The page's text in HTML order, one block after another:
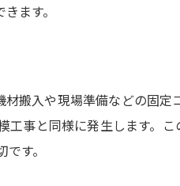
現するポイント
ます。
搬入や現場準備などの固
事と同様に発生します。
す。